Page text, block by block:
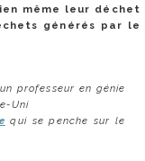
même leur déchet
générés par le
professeur en génie
Uni
qui se penche sur le